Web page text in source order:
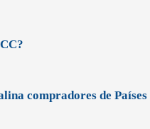
compradores de